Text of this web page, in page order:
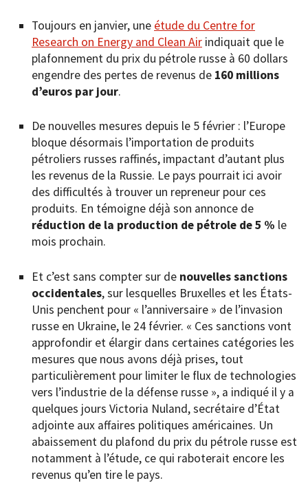
Toujours en janvier, une étude du Centre for
Research on Energy and Clean Air indiquait que le
plafonnement du prix du pétrole russe à 60 dollars
engendre des pertes de revenus de 160 millions
d’euros par jour.
De nouvelles mesures depuis le 5 février : l’Europe
bloque désormais l’importation de produits
pétroliers russes raffinés, impactant d’autant plus
les revenus de la Russie. Le pays pourrait ici avoir
des difficultés à trouver un repreneur pour ces
produits. En témoigne déjà son annonce de
réduction de la production de pétrole de 5 % le
mois prochain.
Et c’est sans compter sur de nouvelles sanctions
occidentales, sur lesquelles Bruxelles et les États-
Unis penchent pour « l’anniversaire » de l’invasion
russe en Ukraine, le 24 février. « Ces sanctions vont
approfondir et élargir dans certaines catégories les
mesures que nous avons déjà prises, tout
particulièrement pour limiter le flux de technologies
vers l’industrie de la défense russe », a indiqué il y a
quelques jours Victoria Nuland, secrétaire d’État
adjointe aux affaires politiques américaines. Un
abaissement du plafond du prix du pétrole russe est
notamment à l’étude, ce qui raboterait encore les
revenus qu’en tire le pays.